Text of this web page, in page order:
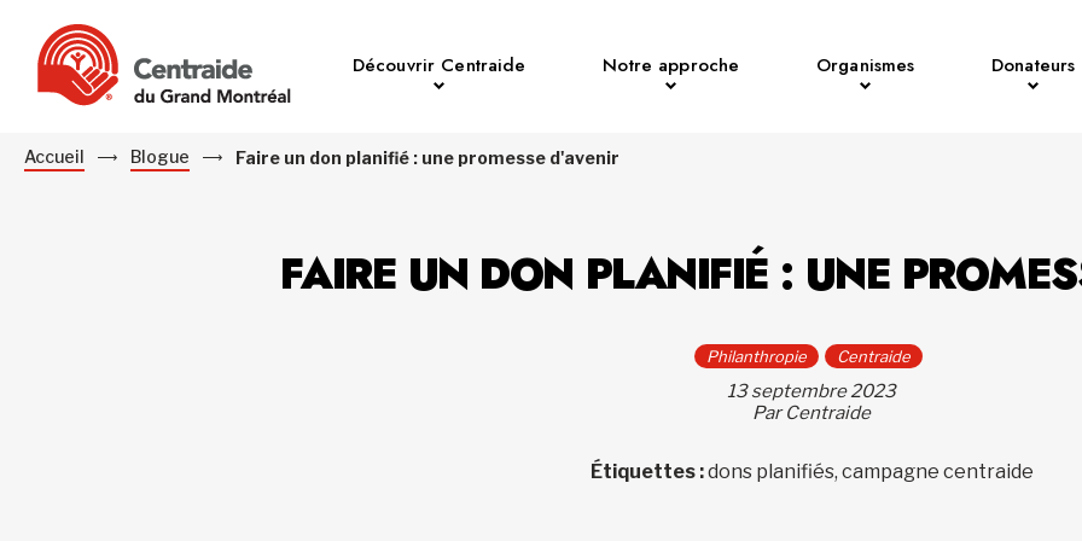
Découvrir Centraide Notre approche Organismes Donateurs
Accueil Blogue Faire un don planifié : une promesse d'avenir
FAIRE UN DON PLANIFIÉ : UNE
Philanthropie Centraide
13 septembre 2023
Par Centraide
Étiquettes :dons planifiés, campagne centraide